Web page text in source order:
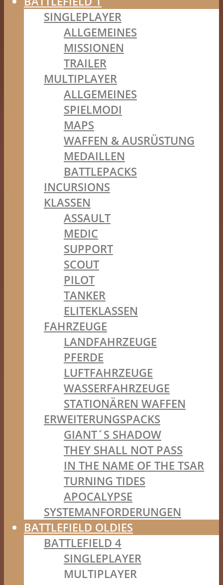
SINGLEPLAYER
ALLGEMEINES
MISSIONEN
TRAILER
MULTIPLAYER
ALLGEMEINES
SPIELMODI
MAPS
WAFFEN & AUSRÜSTUNG
MEDAILLEN
BATTLEPACKS
INCURSIONS
KLASSEN
ASSAULT
MEDIC
SUPPORT
SCOUT
PILOT
TANKER
ELITEKLASSEN
FAHRZEUGE
LANDFAHRZEUGE
PFERDE
LUFTFAHRZEUGE
WASSERFAHRZEUGE
STATIONÄREN WAFFEN
ERWEITERUNGSPACKS
GIANT´S SHADOW
THEY SHALL NOT PASS
IN THE NAME OF THE TSAR
TURNING TIDES
APOCALYPSE
SYSTEMANFORDERUNGEN
BATTLEFIELD OLDIES
BATTLEFIELD 4
SINGLEPLAYER
MULTIPLAYER